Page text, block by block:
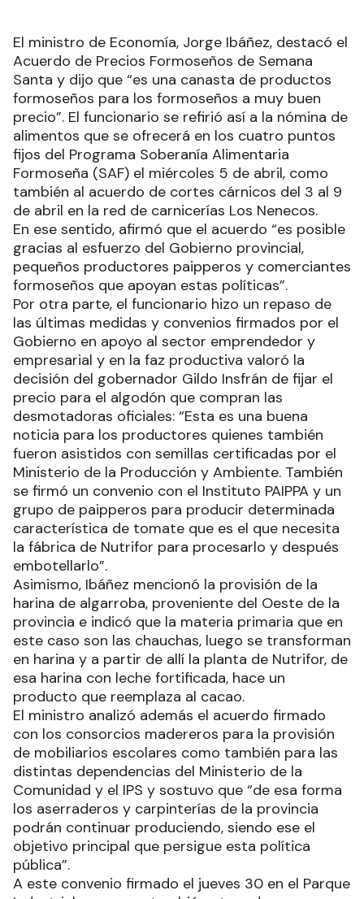
El ministro de Economía, Jorge Ibáñez, destacó el
Acuerdo de Precios Formoseños de Semana
Santa y dijo que “es una canasta de productos
formoseños para los formoseños a muy buen
precio”. El funcionario se refirió así a la nómina de
alimentos que se ofrecerá en los cuatro puntos
fijos del Programa Soberanía Alimentaria
Formoseña (SAF) el miércoles 5 de abril, como
también al acuerdo de cortes cárnicos del 3 al 9
de abril en la red de carnicerías Los Nenecos.
En ese sentido, afirmó que el acuerdo “es posible
gracias al esfuerzo del Gobierno provincial,
pequeños productores paipperos y comerciantes
formoseños que apoyan estas políticas”.
Por otra parte, el funcionario hizo un repaso de
las últimas medidas y convenios firmados por el
Gobierno en apoyo al sector emprendedor y
empresarial y en la faz productiva valoró la
decisión del gobernador Gildo Insfrán de fijar el
precio para el algodón que compran las
desmotadoras oficiales: “Esta es una buena
noticia para los productores quienes también
fueron asistidos con semillas certificadas por el
Ministerio de la Producción y Ambiente. También
se firmó un convenio con el Instituto PAIPPA y un
grupo de paipperos para producir determinada
característica de tomate que es el que necesita
la fábrica de Nutrifor para procesarlo y después
embotellarlo”.
Asimismo, Ibáñez mencionó la provisión de la
harina de algarroba, proveniente del Oeste de la
provincia e indicó que la materia primaria que en
este caso son las chauchas, luego se transforman
en harina y a partir de allí la planta de Nutrifor, de
esa harina con leche fortificada, hace un
producto que reemplaza al cacao.
El ministro analizó además el acuerdo firmado
con los consorcios madereros para la provisión
de mobiliarios escolares como también para las
distintas dependencias del Ministerio de la
Comunidad y el IPS y sostuvo que “de esa forma
los aserraderos y carpinterías de la provincia
podrán continuar produciendo, siendo ese el
objetivo principal que persigue esta política
pública”.
A este convenio firmado el jueves 30 en el Parque